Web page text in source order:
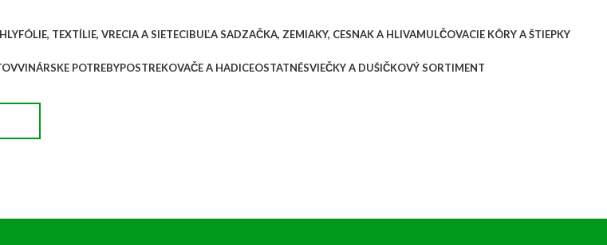
FÓLIE, TEXTÍLIE, VRECIA A SIETECIBUĽA SADZAČKA, ZEMIAKY, CESNAK A HLIVAMULČOVACIE KÔRY A ŠTIEPKY
VINÁRSKE POTREBYPOSTREKOVAČE A HADICEOSTATNÉSVIEČKY A DUŠIČKOVÝ SORTIMENT